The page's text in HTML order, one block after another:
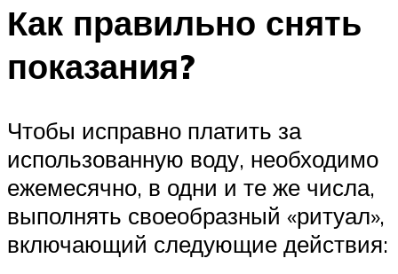
Как правильно снять
показания?
Чтобы исправно платить за
использованную воду, необходимо
ежемесячно, в одни и те же числа,
выполнять своеобразный «ритуал»,
включающий следующие действия: